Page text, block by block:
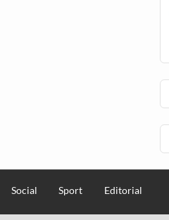
Social Sport Editorial